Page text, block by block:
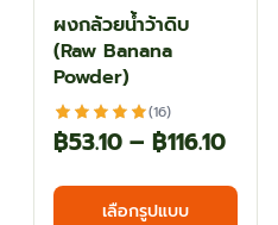
ผงกล้วยน้ำว้าดิบ
(Raw Banana
Powder)
(16)
฿53.10 – ฿116.10Price
range:
เลือกรูปแบบ
This